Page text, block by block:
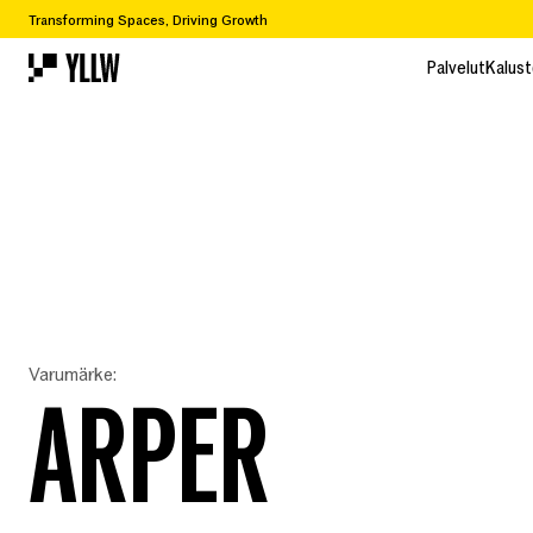
Transforming Spaces, Driving Growth
Palvelut
Varumärke:
ARPER